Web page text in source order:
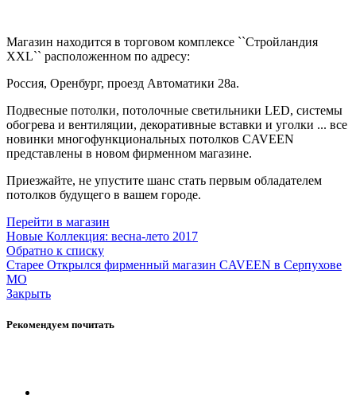
Магазин находится в торговом комплексе ``Стройландия
XXL`` расположенном по адресу:
Россия, Оренбург, проезд Автоматики 28а.
Подвесные потолки, потолочные светильники LED, системы
обогрева и вентиляции, декоративные вставки и уголки ... все
новинки многофункциональных потолков CAVEEN
представлены в новом фирменном магазине.
Приезжайте, не упустите шанс стать первым обладателем
потолков будущего в вашем городе.
Перейти в магазин
Новые Коллекция: весна-лето 2017
Обратно к списку
Старее Открылся фирменный магазин CAVEEN в Серпухове
МО
Закрыть
Рекомендуем почитать